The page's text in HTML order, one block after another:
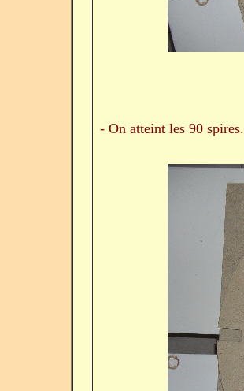
- On atteint les 90 spires.